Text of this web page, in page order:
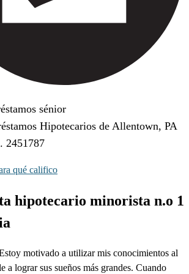
sénior
Hipotecarios de Allentown, PA
2451787
qué califico
hipotecario minorista n.o 1
motivado a utilizar mis conocimientos al
a lograr sus sueños más grandes. Cuando